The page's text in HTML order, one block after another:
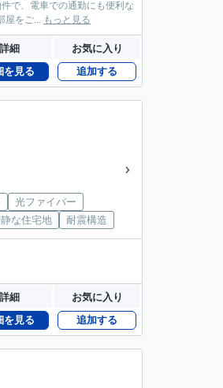
で、電車での通勤にも便利な
屋をご... もっと見る
詳細 お気に入り
を見る 追加する
光ファイバー
静な住宅地 耐震構造
詳細 お気に入り
を見る 追加する